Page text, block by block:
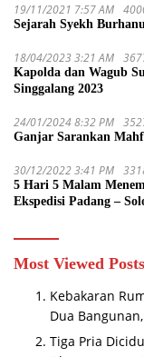
19/11/2021 7:57 AM
Sejarah Syekh
18/04/2023 3:21 AM
Kapolda dan Wagub
Singgalang 2023
24/01/2024 8:32 PM
Ganjar Sarankan
30/12/2022 3:41 PM
5 Hari 5 Malam
Ekspedisi Padang –
Most Viewed Posts
Kebakaran
Dua
Tiga Pria